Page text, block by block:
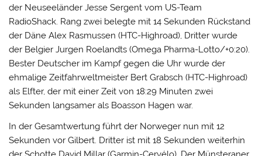
der Neuseeländer Jesse Sergent vom US-Team
RadioShack. Rang zwei belegte mit 14 Sekunden Rückstand
der Däne Alex Rasmussen (HTC-Highroad), Dritter wurde
der Belgier Jurgen Roelandts (Omega Pharma-Lotto/+0:20).
Bester Deutscher im Kampf gegen die Uhr wurde der
ehmalige Zeitfahrweltmeister Bert Grabsch (HTC-Highroad)
als Elfter, der mit einer Zeit von 18:29 Minuten zwei
Sekunden langsamer als Boasson Hagen war.
In der Gesamtwertung führt der Norweger nun mit 12
Sekunden vor Gilbert. Dritter ist mit 18 Sekunden weiterhin